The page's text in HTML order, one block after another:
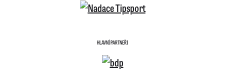
HLAVNÍ PARTNEŘI